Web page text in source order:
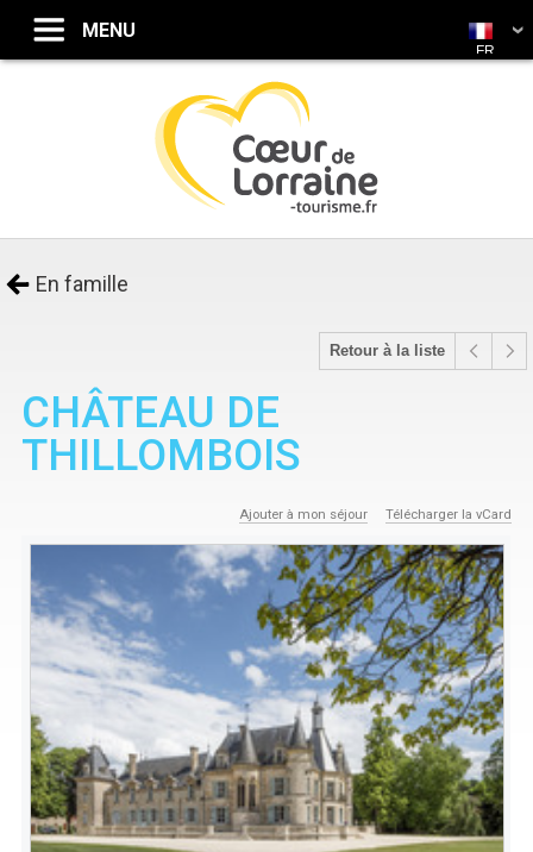
En famille
Retour à la liste
CHÂTEAU DE
THILLOMBOIS
Ajouter à mon séjour Télécharger la vCard
FR